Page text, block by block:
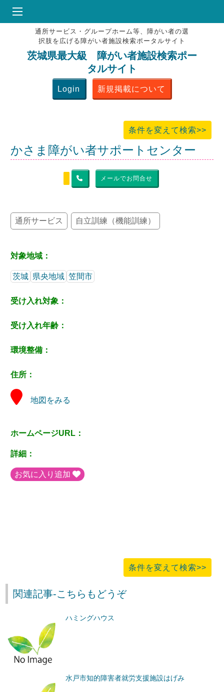
HOME
♥お気にりブックマーク
掲載会員MENU
よくある質問
通所サービス・グループホーム等、障がい者の選
択肢を広げる障がい者施設検索ポータルサイト
茨城県最大級 障がい者施設検索ポー
タルサイト
Login 新規掲載について
条件を変えて検索>>
かさま障がい者サポートセンター
メールでお問合せ
通所サービス 自立訓練（機能訓練）
対象地域：
茨城 県央地域 笠間市
受け入れ対象：
受け入れ年齢：
環境整備：
住所：
地図をみる
ホームページURL：
詳細：
お気に入り追加
条件を変えて検索>>
関連記事-こちらもどうぞ
ハミングハウス
水戸市知的障害者就労支援施設はげみ